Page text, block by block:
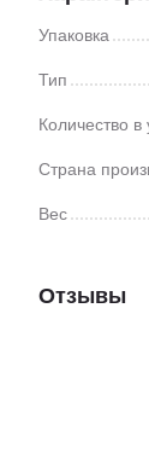
Упаковка
Тип
Количество в
Страна
Вес
Отзывы